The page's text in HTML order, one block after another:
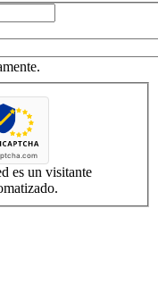
es un visitante